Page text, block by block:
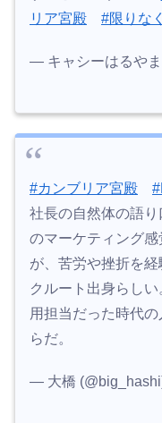
リア宮殿
#限りな
— キャシーはるや
#カンブリア宮殿
社長の自然体の語
のマーケティング
が、苦労や挫折を
クルート出身らし
用担当だった時代
らだ。
— 大橋